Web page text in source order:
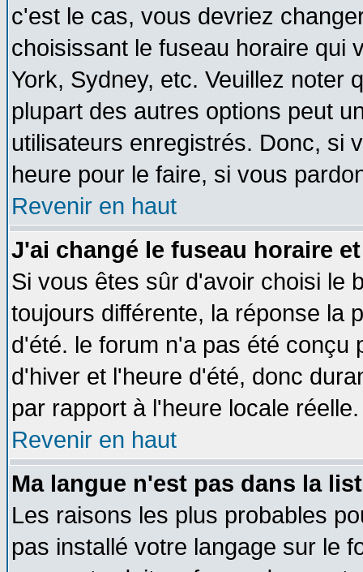
c'est le cas, vous devriez
choisissant le fuseau horaire qui
York, Sydney, etc. Veuillez noter
plupart des autres options peut
utilisateurs enregistrés. Donc, si
heure pour le faire, si vous
Revenir en haut
J'ai changé le fuseau horaire
Si vous êtes sûr d'avoir choisi le
toujours différente, la réponse la
d'été. le forum n'a pas été conçu
d'hiver et l'heure d'été, donc
par rapport à l'heure locale réelle.
Revenir en haut
Ma langue n'est pas dans la
Les raisons les plus probables
pas installé votre langage sur le